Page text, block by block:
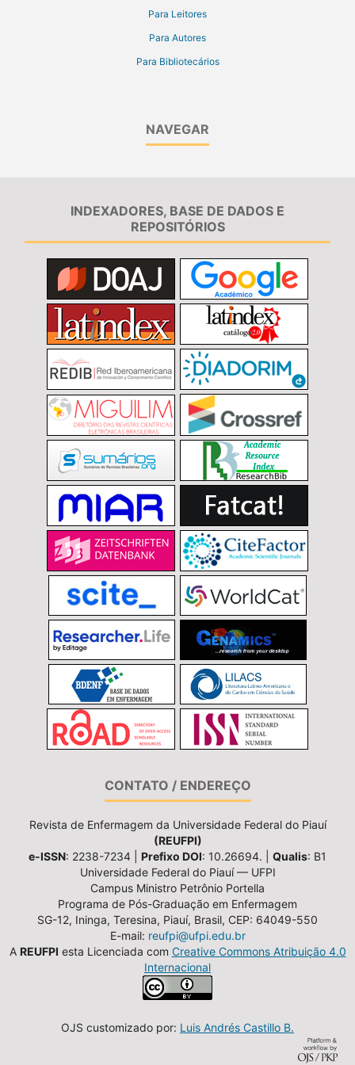
Para Leitores
Para Autores
Para Bibliotecários
NAVEGAR
INDEXADORES, BASE DE DADOS E
REPOSITÓRIOS
CONTATO / ENDEREÇO
Revista de Enfermagem da Universidade Federal do Piauí
(REUFPI)
e-ISSN: 2238-7234 | Prefixo DOI: 10.26694. | Qualis: B1
Universidade Federal do Piauí — UFPI
Campus Ministro Petrônio Portella
Programa de Pós-Graduação em Enfermagem
SG-12, Ininga, Teresina, Piauí, Brasil, CEP: 64049-550
E-mail: reufpi@ufpi.edu.br
A REUFPI esta Licenciada com Creative Commons Atribuição 4.0
Internacional
OJS customizado por: Luis Andrés Castillo B.